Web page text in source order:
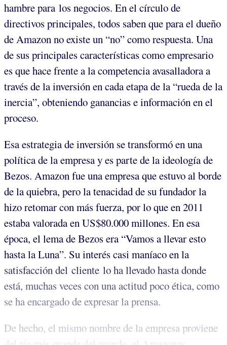
hambre para los negocios. En el círculo de
directivos principales, todos saben que para el dueño
de Amazon no existe un “no” como respuesta. Una
de sus principales características como empresario
es que hace frente a la competencia avasalladora a
través de la inversión en cada etapa de la “rueda de la
inercia”, obteniendo ganancias e información en el
proceso.
Esa estrategia de inversión se transformó en una
política de la empresa y es parte de la ideología de
Bezos. Amazon fue una empresa que estuvo al borde
de la quiebra, pero la tenacidad de su fundador la
hizo retomar con más fuerza, por lo que en 2011
estaba valorada en US$80.000 millones. En esa
época, el lema de Bezos era “Vamos a llevar esto
hasta la Luna”. Su interés casi maníaco en la
satisfacción del cliente lo ha llevado hasta donde
está, muchas veces con una actitud poco ética, como
se ha encargado de expresar la prensa.
De hecho, el mismo nombre de la empresa proviene